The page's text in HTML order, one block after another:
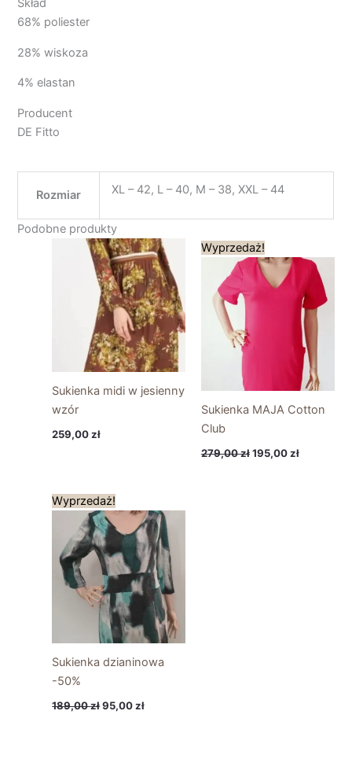
Skład
68% poliester
28% wiskoza
4% elastan
Producent
DE Fitto
Rozmiar XL – 42, L – 40, M – 38, XXL – 44
Podobne produkty
Sukienka midi w jesienny
wzór
259,00zł
Wyprzedaż!
Sukienka MAJA Cotton
Club
279,00zł
Pierwotna
cena
wynosiła:
279,00 zł.
195,00zł
cena
wynosi:
195,00 zł.
Wyprzedaż!
Sukienka dzianinowa
-50%
189,00zł
Pierwotna
cena
wynosiła:
189,00 zł.
95,00zł
cena
wynosi:
95,00 zł.